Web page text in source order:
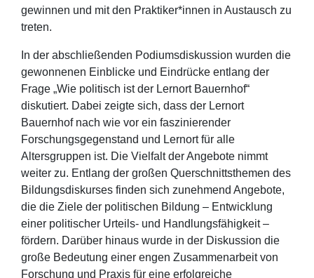
gewinnen und mit den Praktiker*innen in Austausch zu
treten.
In der abschließenden Podiumsdiskussion wurden die
gewonnenen Einblicke und Eindrücke entlang der
Frage „Wie politisch ist der Lernort Bauernhof“
diskutiert. Dabei zeigte sich, dass der Lernort
Bauernhof nach wie vor ein faszinierender
Forschungsgegenstand und Lernort für alle
Altersgruppen ist. Die Vielfalt der Angebote nimmt
weiter zu. Entlang der großen Querschnittsthemen des
Bildungsdiskurses finden sich zunehmend Angebote,
die die Ziele der politischen Bildung – Entwicklung
einer politischer Urteils- und Handlungsfähigkeit –
fördern. Darüber hinaus wurde in der Diskussion die
große Bedeutung einer engen Zusammenarbeit von
Forschung und Praxis für eine erfolgreiche